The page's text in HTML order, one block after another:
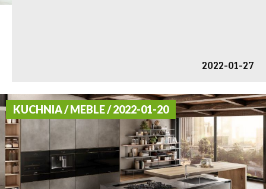
2022-01-27
KUCHNIA / MEBLE / 2022-01-20